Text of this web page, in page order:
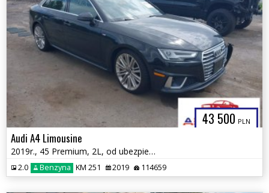
43 500 PLN
Audi A4 Limousine
2019r., 45 Premium, 2L, od ubezpieczalni
2.0 Benzyna KM 251 2019 114659